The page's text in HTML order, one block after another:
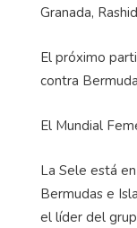
Granada,
El próximo
contra
El Mundial
La Sele está
Bermudas e
el líder del